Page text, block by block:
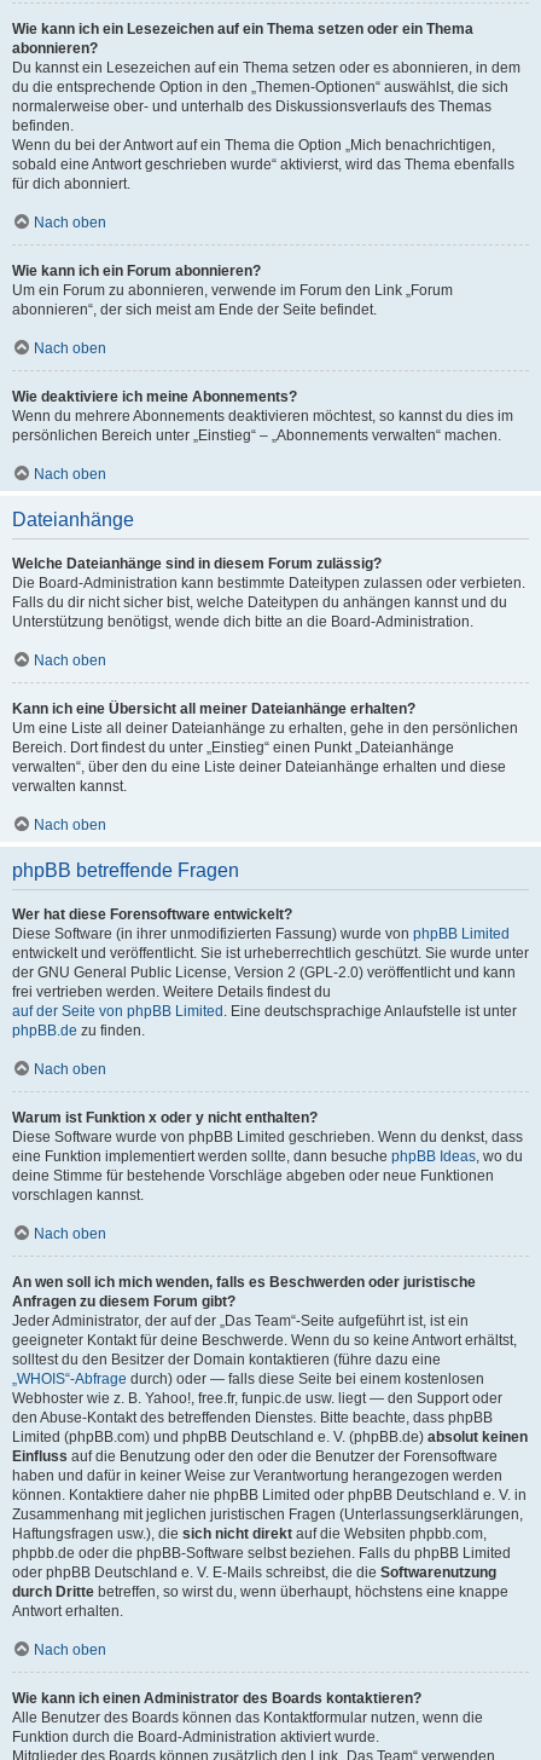
Wie kann ich ein Lesezeichen auf ein Thema setzen oder ein Thema
abonnieren?
Du kannst ein Lesezeichen auf ein Thema setzen oder es abonnieren, in dem
du die entsprechende Option in den „Themen-Optionen“ auswählst, die sich
normalerweise ober- und unterhalb des Diskussionsverlaufs des Themas
befinden.
Wenn du bei der Antwort auf ein Thema die Option „Mich benachrichtigen,
sobald eine Antwort geschrieben wurde“ aktivierst, wird das Thema ebenfalls
für dich abonniert.
Nach oben
Wie kann ich ein Forum abonnieren?
Um ein Forum zu abonnieren, verwende im Forum den Link „Forum
abonnieren“, der sich meist am Ende der Seite befindet.
Nach oben
Wie deaktiviere ich meine Abonnements?
Wenn du mehrere Abonnements deaktivieren möchtest, so kannst du dies im
persönlichen Bereich unter „Einstieg“ – „Abonnements verwalten“ machen.
Nach oben
Dateianhänge
Welche Dateianhänge sind in diesem Forum zulässig?
Die Board-Administration kann bestimmte Dateitypen zulassen oder verbieten.
Falls du dir nicht sicher bist, welche Dateitypen du anhängen kannst und du
Unterstützung benötigst, wende dich bitte an die Board-Administration.
Nach oben
Kann ich eine Übersicht all meiner Dateianhänge erhalten?
Um eine Liste all deiner Dateianhänge zu erhalten, gehe in den persönlichen
Bereich. Dort findest du unter „Einstieg“ einen Punkt „Dateianhänge
verwalten“, über den du eine Liste deiner Dateianhänge erhalten und diese
verwalten kannst.
Nach oben
phpBB betreffende Fragen
Wer hat diese Forensoftware entwickelt?
Diese Software (in ihrer unmodifizierten Fassung) wurde von phpBB Limited
entwickelt und veröffentlicht. Sie ist urheberrechtlich geschützt. Sie wurde unter
der GNU General Public License, Version 2 (GPL-2.0) veröffentlicht und kann
frei vertrieben werden. Weitere Details findest du
auf der Seite von phpBB Limited . Eine deutschsprachige Anlaufstelle ist unter
phpBB.de zu finden.
Nach oben
Warum ist Funktion x oder y nicht enthalten?
Diese Software wurde von phpBB Limited geschrieben. Wenn du denkst, dass
eine Funktion implementiert werden sollte, dann besuche phpBB Ideas, wo du
deine Stimme für bestehende Vorschläge abgeben oder neue Funktionen
vorschlagen kannst.
Nach oben
An wen soll ich mich wenden, falls es Beschwerden oder juristische
Anfragen zu diesem Forum gibt?
Jeder Administrator, der auf der „Das Team“-Seite aufgeführt ist, ist ein
geeigneter Kontakt für deine Beschwerde. Wenn du so keine Antwort erhältst,
solltest du den Besitzer der Domain kontaktieren (führe dazu eine
„WHOIS“-Abfrage durch) oder — falls diese Seite bei einem kostenlosen
Webhoster wie z. B. Yahoo!, free.fr, funpic.de usw. liegt — den Support oder
den Abuse-Kontakt des betreffenden Dienstes. Bitte beachte, dass phpBB
Limited (phpBB.com) und phpBB Deutschland e. V. (phpBB.de) absolut keinen
Einfluss auf die Benutzung oder den oder die Benutzer der Forensoftware
haben und dafür in keiner Weise zur Verantwortung herangezogen werden
können. Kontaktiere daher nie phpBB Limited oder phpBB Deutschland e. V. in
Zusammenhang mit jeglichen juristischen Fragen (Unterlassungserklärungen,
Haftungsfragen usw.), die sich nicht direkt auf die Websiten phpbb.com,
phpbb.de oder die phpBB-Software selbst beziehen. Falls du phpBB Limited
oder phpBB Deutschland e. V. E-Mails schreibst, die die Softwarenutzung
durch Dritte betreffen, so wirst du, wenn überhaupt, höchstens eine knappe
Antwort erhalten.
Nach oben
Wie kann ich einen Administrator des Boards kontaktieren?
Alle Benutzer des Boards können das Kontaktformular nutzen, wenn die
Funktion durch die Board-Administration aktiviert wurde.
Mitglieder des Boards können zusätzlich den Link „Das Team“ verwenden.